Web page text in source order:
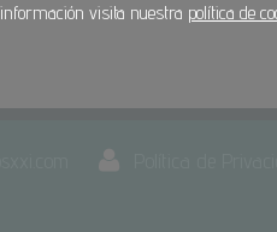
visita nuestra política de